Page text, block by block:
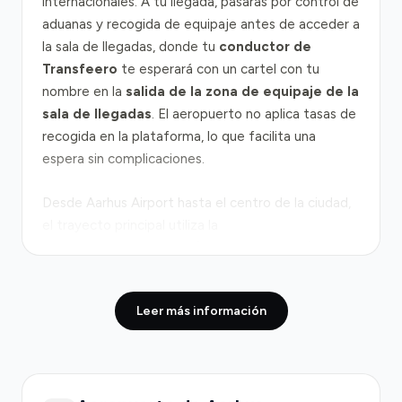
aduanas y recogida de equipaje antes de acceder a
la sala de llegadas, donde tu conductor de
Transfeero te esperará con un cartel con tu
nombre en la salida de la zona de equipaje de la
sala de llegadas. El aeropuerto no aplica tasas de
recogida en la plataforma, lo que facilita una
espera sin complicaciones.
Desde Aarhus Airport hasta el centro de la ciudad,
centro de Aarhus en aproximadamente 30-40
minutos con tráfico normal. Las horas pico (7:00-
Leer más información